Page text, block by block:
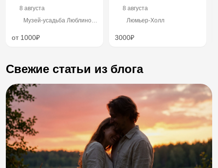
8 августа
Музей-усадьба Люблино,
от 1000₽
8 августа
Люмьер-Холл
3000₽
Свежие статьи из блога